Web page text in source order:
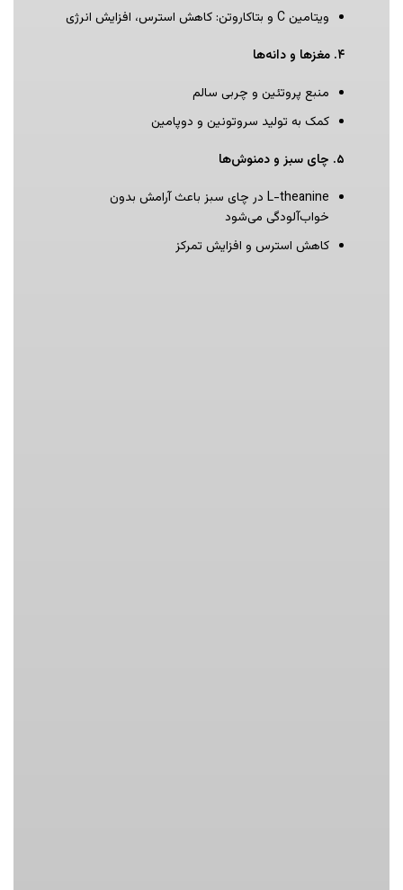
ویتامین C و بتاکاروتن: کاهش استرس، افزایش انرژی
۴. مغزها و دانه‌ها
منبع پروتئین و چربی سالم
کمک به تولید سروتونین و دوپامین
۵. چای سبز و دمنوش‌ها
L-theanine در چای سبز باعث آرامش بدون
خواب‌آلودگی می‌شود
کاهش استرس و افزایش تمرکز